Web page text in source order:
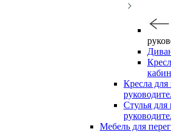
Кресла для
Стулья для
Мебель для